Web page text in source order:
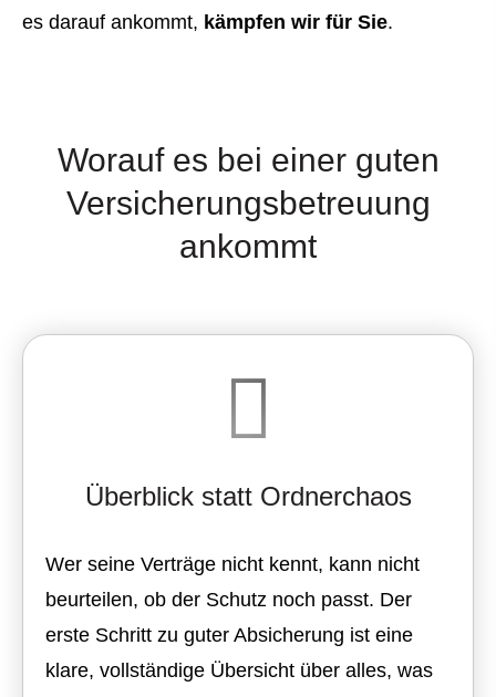
es darauf ankommt, kämpfen wir für Sie.
Worauf es bei einer guten
Versicherungsbetreuung
ankommt
Überblick statt Ordnerchaos
Wer seine Verträge nicht kennt, kann nicht
beurteilen, ob der Schutz noch passt. Der
erste Schritt zu guter Absicherung ist eine
klare, vollständige Übersicht über alles, was